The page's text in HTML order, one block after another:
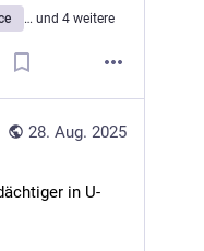
… und 4 weitere
28. Aug. 2025
in U-